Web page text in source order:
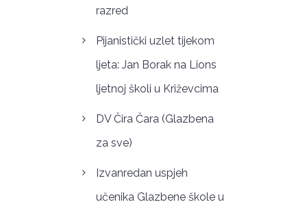
razred
Pijanistički uzlet tijekom
ljeta: Jan Borak na Lions
ljetnoj školi u Križevcima
DV Čira Čara (Glazbena
za sve)
Izvanredan uspjeh
učenika Glazbene škole u